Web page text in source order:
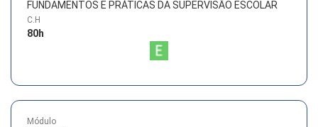
FUNDAMENTOS E PRÁTICAS DA SUPERVISÃO ESCOLAR
C.H
80h
Módulo